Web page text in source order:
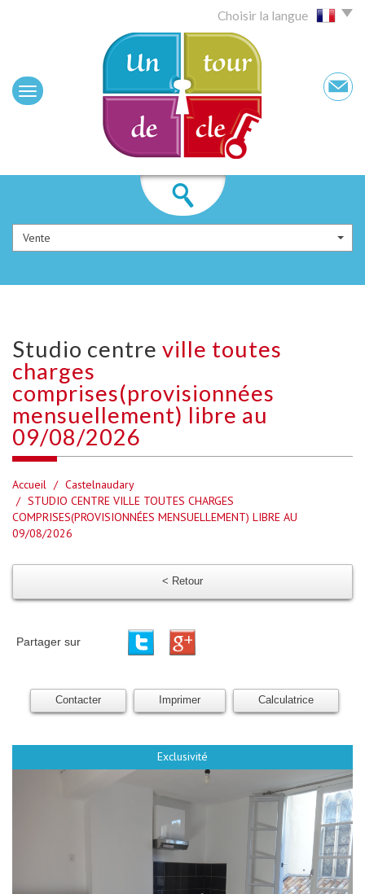
Choisir la langue
Vente
studio centre ville toutes
charges
comprises(provisionnées
mensuellement) libre au
09/08/2026
Accueil
Castelnaudary
STUDIO CENTRE VILLE TOUTES CHARGES
COMPRISES(PROVISIONNÉES MENSUELLEMENT) LIBRE AU
09/08/2026
< Retour
Partager sur
Contacter Imprimer Calculatrice
Exclusivité